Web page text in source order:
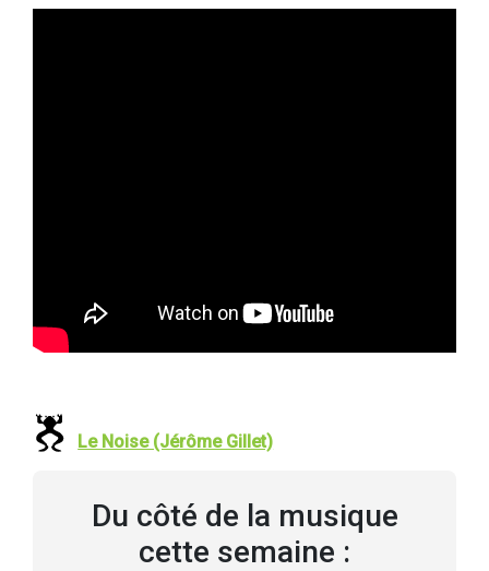
Le Noise (Jérôme Gillet)
Du côté de la musique
cette semaine :